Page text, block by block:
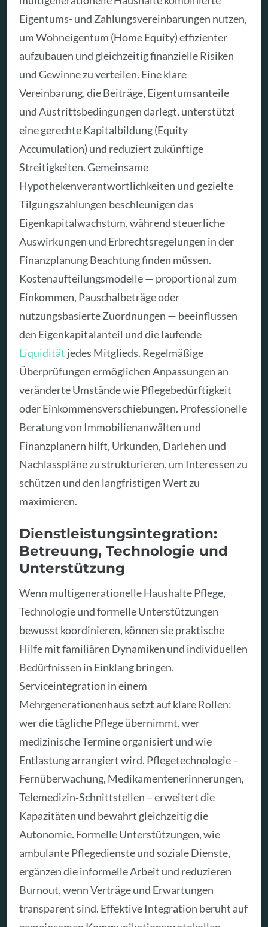
Eigentums- und Zahlungsvereinbarungen nutzen,
um Wohneigentum (Home Equity) effizienter
aufzubauen und gleichzeitig finanzielle Risiken
und Gewinne zu verteilen. Eine klare
Vereinbarung, die Beiträge, Eigentumsanteile
und Austrittsbedingungen darlegt, unterstützt
eine gerechte Kapitalbildung (Equity
Accumulation) und reduziert zukünftige
Streitigkeiten. Gemeinsame
Hypothekenverantwortlichkeiten und gezielte
Tilgungszahlungen beschleunigen das
Eigenkapitalwachstum, während steuerliche
Auswirkungen und Erbrechtsregelungen in der
Finanzplanung Beachtung finden müssen.
Kostenaufteilungsmodelle — proportional zum
Einkommen, Pauschalbeträge oder
nutzungsbasierte Zuordnungen — beeinflussen
den Eigenkapitalanteil und die laufende
Liquidität jedes Mitglieds. Regelmäßige
Überprüfungen ermöglichen Anpassungen an
veränderte Umstände wie Pflegebedürftigkeit
oder Einkommensverschiebungen. Professionelle
Beratung von Immobilienanwälten und
Finanzplanern hilft, Urkunden, Darlehen und
Nachlasspläne zu strukturieren, um Interessen zu
schützen und den langfristigen Wert zu
maximieren.
Dienstleistungsintegration:
Betreuung, Technologie und
Unterstützung
Wenn multigenerationelle Haushalte Pflege,
Technologie und formelle Unterstützungen
bewusst koordinieren, können sie praktische
Hilfe mit familiären Dynamiken und individuellen
Bedürfnissen in Einklang bringen.
Serviceintegration in einem
Mehrgenerationenhaus setzt auf klare Rollen:
wer die tägliche Pflege übernimmt, wer
medizinische Termine organisiert und wie
Entlastung arrangiert wird. Pflegetechnologie –
Fernüberwachung, Medikamentenerinnerungen,
Telemedizin‑Schnittstellen – erweitert die
Kapazitäten und bewahrt gleichzeitig die
Autonomie. Formelle Unterstützungen, wie
ambulante Pflegedienste und soziale Dienste,
ergänzen die informelle Arbeit und reduzieren
Burnout, wenn Verträge und Erwartungen
transparent sind. Effektive Integration beruht auf